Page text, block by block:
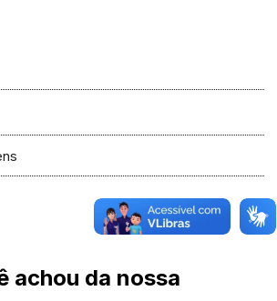
achou da nossa